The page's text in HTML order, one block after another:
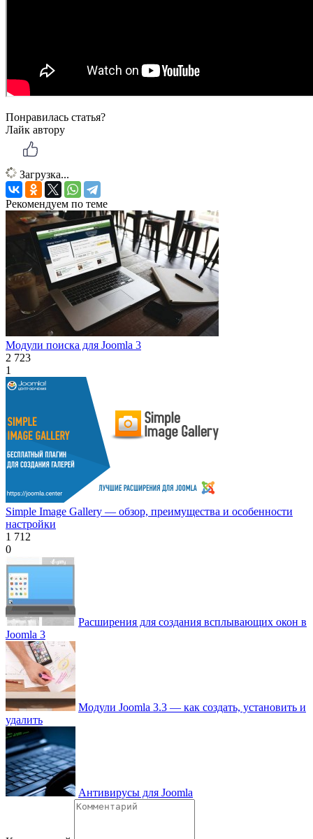
Понравилась статья?
Лайк автору
Загрузка...
Рекомендуем по теме
Модули поиска для Joomla 3
2 723
1
Simple Image Gallery — обзор, преимущества и особенности
настройки
1 712
0
Расширения для создания всплывающих окон в
Joomla 3
Модули Joomla 3.3 — как создать, установить и
удалить
Антивирусы для Joomla